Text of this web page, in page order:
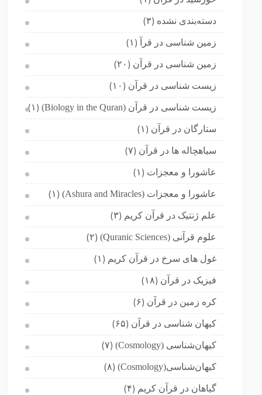
دسته‌بندی نشده (۳)
زمین شناسی در قرآ (۱)
زمین شناسی در قرآن (۲۰)
زیست شناسی در قرآن (۱۰)
زیست شناسی در قرآن (Biology in the Quran) (۱)
ستارگان در قرآن (۱)
سیاهچاله ها در قرآن (۷)
عاشورا و معجزات (۱)
عاشورا و معجزات (Ashura and Miracles) (۱)
علم ژنتیک در قرآن کریم (۳)
علوم قرآنی (Quranic Sciences) (۲)
غول های سرخ در قرآن کریم (۱)
فیزیک در قرآن (۱۸)
کره زمین در قرآن (۶)
کیهان شناسی در قرآن (۶۵)
کیهان‌شناسی (Cosmology) (۷)
کیهان‌شناسی(Cosmology) (۸)
گیاهان در قرآن کریم (۴)